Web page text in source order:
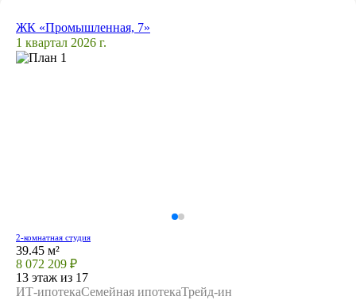
ЖК «Промышленная, 7»
1 квартал 2026 г.
2-комнатная студия
39.45 м²
8 072 209 ₽
13 этаж из 17
ИТ-ипотекаСемейная ипотекаТрейд-ин